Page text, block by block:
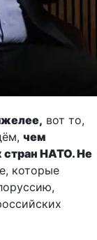
вот то,
чем
стран НАТО. Не
которые